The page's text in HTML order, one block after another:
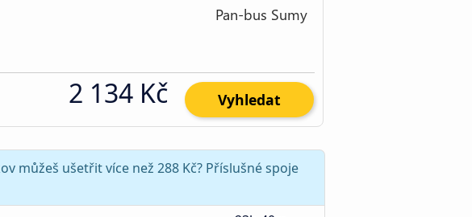
2 134 Kč Vyhledat
můžeš ušetřit více než 288 Kč? Příslušné spoje